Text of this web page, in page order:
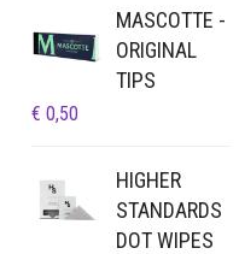
MASCOTTE -
ORIGINAL
TIPS
€ 0,50
HIGHER
STANDARDS
DOT WIPES